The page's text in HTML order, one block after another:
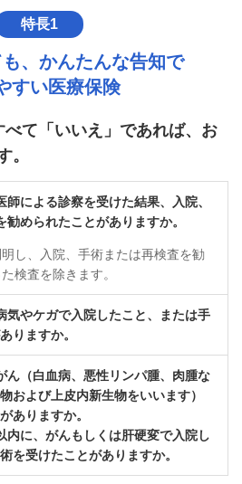
特長1
、かんたんな告知で
すい医療保険
べて「いいえ」であれば、お
。
による診察を受けた結果、入院、
勧められたことがありますか。
し、入院、手術または再検査を勧
検査を除きます。
気やケガで入院したこと、または手
りますか。
ん（白血病、悪性リンパ腫、肉腫な
および上皮内新生物をいいます）
ありますか。
内に、がんもしくは肝硬変で入院し
を受けたことがありますか。